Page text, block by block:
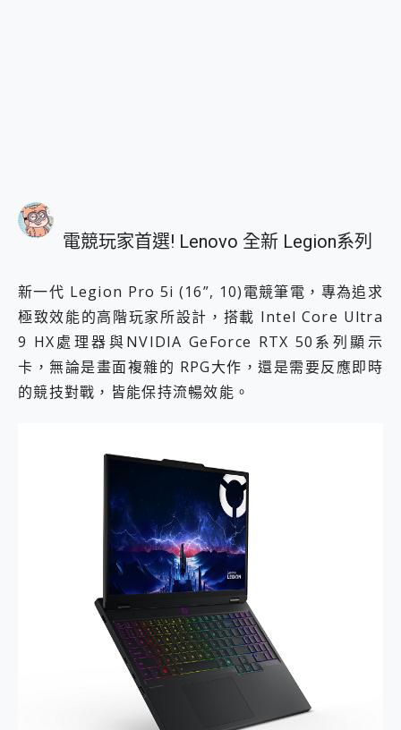
電競玩家首選! Lenovo 全新 Legion系列
新一代 Legion Pro 5i (16”, 10)電競筆電，專為追求
極致效能的高階玩家所設計，搭載 Intel Core Ultra
9 HX處理器與NVIDIA GeForce RTX 50系列顯示
卡，無論是畫面複雜的 RPG大作，還是需要反應即時
的競技對戰，皆能保持流暢效能。